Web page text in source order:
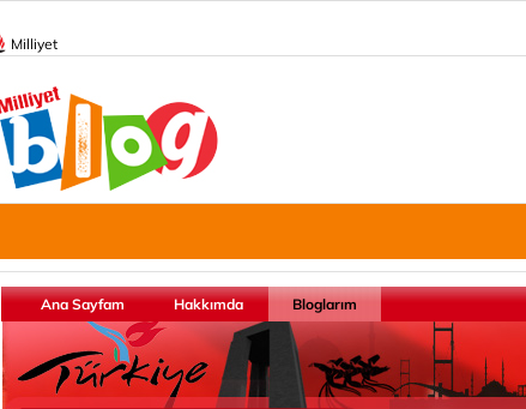
Milliyet
Ana Sayfam Hakkımda Bloglarım